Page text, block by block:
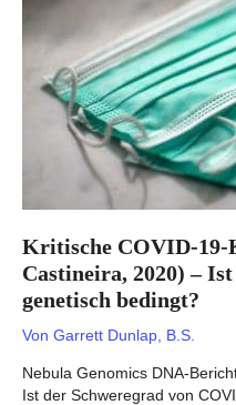
bedingt?
Kritische COVID-
Castineira, 2020) –
genetisch bedingt?
Von Garrett Dunlap, B.S.
Nebula Genomics DNA-
Ist der Schweregrad von